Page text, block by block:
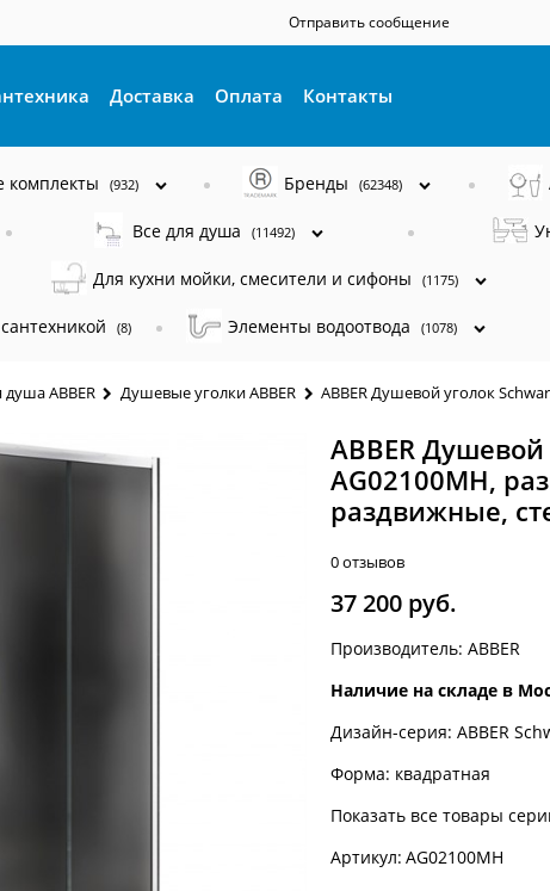
Отправить сообщение
Доставка Оплата Контакты
комплекты (932) Бренды (62348)
Все для душа (11492)
Для кухни мойки, смесители и сифоны (1175)
(8) Элементы водоотвода (1078)
душа ABBER Душевые уголки ABBER ABBER Душевой уголок
ABBER
AG02100MH,
раздвижные,
0 отзывов
37 200 руб.
Производитель: ABBER
Наличие на складе в
Дизайн-серия: ABBER
Форма: квадратная
Показать все товары
Артикул: AG02100MH